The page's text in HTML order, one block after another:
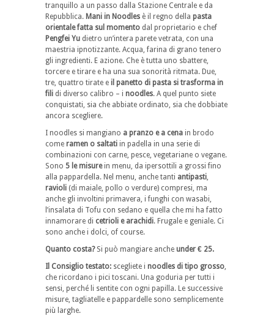
tranquillo a un passo dalla Stazione Centrale e da
Repubblica. Mani in Noodles è il regno della pasta
orientale fatta sul momento dal proprietario e chef
Pengfei Yu dietro un’intera parete vetrata, con una
maestria ipnotizzante. Acqua, farina di grano tenero
gli ingredienti. E azione. Che è tutta uno sbattere,
torcere e tirare e ha una sua sonorità ritmata. Due,
tre, quattro tirate e il panetto di pasta si trasforma in
fili di diverso calibro – i noodles. A quel punto siete
conquistati, sia che abbiate ordinato, sia che dobbiate
ancora scegliere.
I noodles si mangiano a pranzo e a cena in brodo
come ramen o saltati in padella in una serie di
combinazioni con carne, pesce, vegetariane o vegane.
Sono 5 le misurein menu, da ipersottili a grossi fino
alla pappardella. Nel menu, anche tanti antipasti,
ravioli (di maiale, pollo o verdure) compresi, ma
anche gli involtini primavera, i funghi con wasabi,
l’insalata di Tofu con sedano e quella che mi ha fatto
innamorare di cetrioli e arachidi. Frugale e geniale. Ci
sono anche i dolci, of course.
Quanto costa? Si può mangiare anche under € 25.
Il Consiglio testato: scegliete i noodles di tipo grosso,
che ricordano i pici toscani. Una goduria per tutti i
sensi, perché li sentite con ogni papilla. Le successive
misure, tagliatelle e pappardelle sono semplicemente
più larghe.